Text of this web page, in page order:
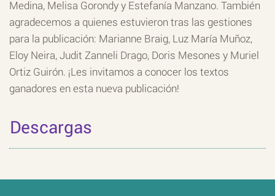
Medina, Melisa Gorondy y Estefanía Manzano. También
agradecemos a quienes estuvieron tras las gestiones
para la publicación: Marianne Braig, Luz María Muñoz,
Eloy Neira, Judit Zanneli Drago, Doris Mesones y Muriel
Ortiz Guirón. ¡Les invitamos a conocer los textos
ganadores en esta nueva publicación!
Descargas